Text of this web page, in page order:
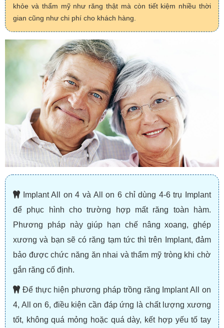
khỏe và thẩm mỹ như răng thật mà còn tiết kiệm nhiều thời
gian cũng như chi phí cho khách hàng.
Implant All on 4 và All on 6 chỉ dùng 4-6 trụ Implant
để phục hình cho trường hợp mất răng toàn hàm.
Phương pháp này giúp hạn chế nâng xoang, ghép
xương và bạn sẽ có răng tạm tức thì trên Implant, đảm
bảo được chức năng ăn nhai và thẩm mỹ tròng khi chờ
gắn răng cố định.
Để thực hiện phương pháp trồng răng Implant All on
4, All on 6, điều kiện cần đáp ứng là chất lượng xương
tốt, không quá mỏng hoặc quá dày, kết hợp yếu tố tay